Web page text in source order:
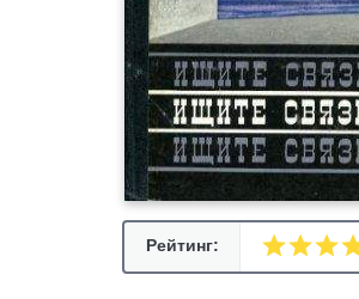
Рейтинг: